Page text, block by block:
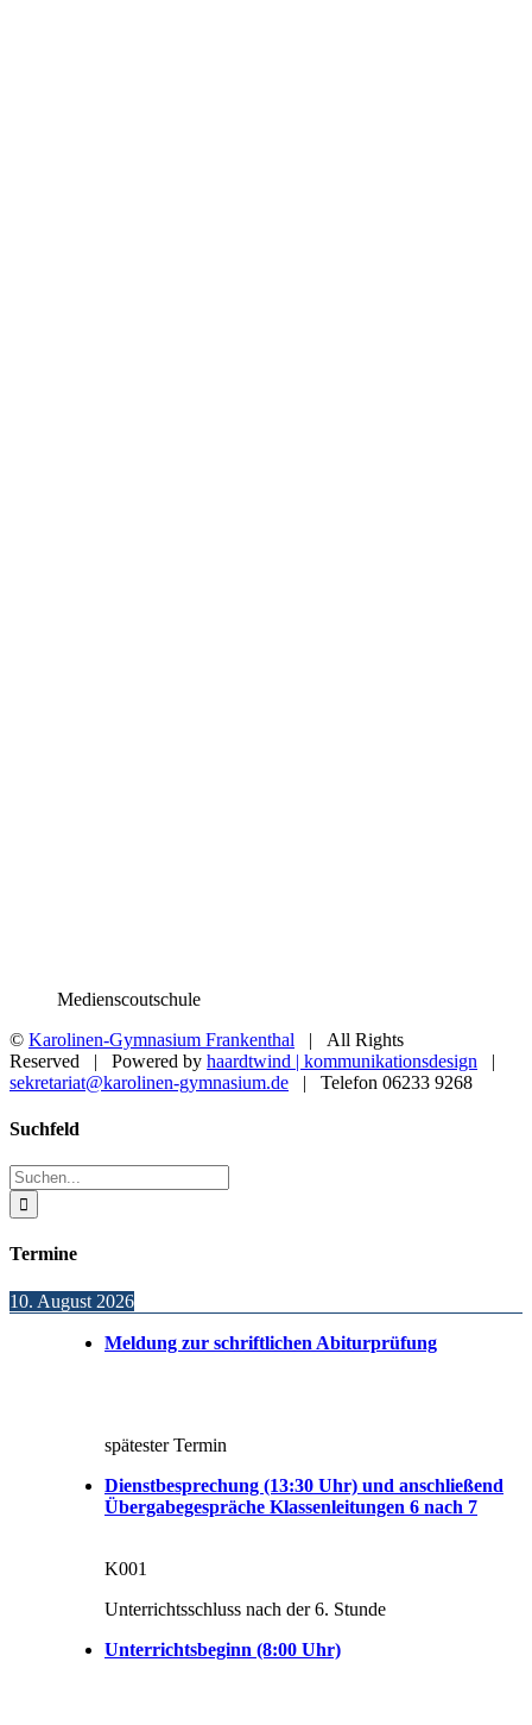
Medienscoutschule
© Karolinen-Gymnasium Frankenthal | All Rights
Reserved | Powered by haardtwind | kommunikationsdesign |
sekretariat@karolinen-gymnasium.de | Telefon 06233 9268
Toggle
Bar
Area
Suchfeld
Suche
nach:
Termine
10. August 2026
Meldung zur schriftlichen Abiturprüfung
spätester Termin
Dienstbesprechung (13:30 Uhr) und anschließend
Übergabegespräche Klassenleitungen 6 nach 7
K001
Unterrichtsschluss nach der 6. Stunde
Unterrichtsbeginn (8:00 Uhr)